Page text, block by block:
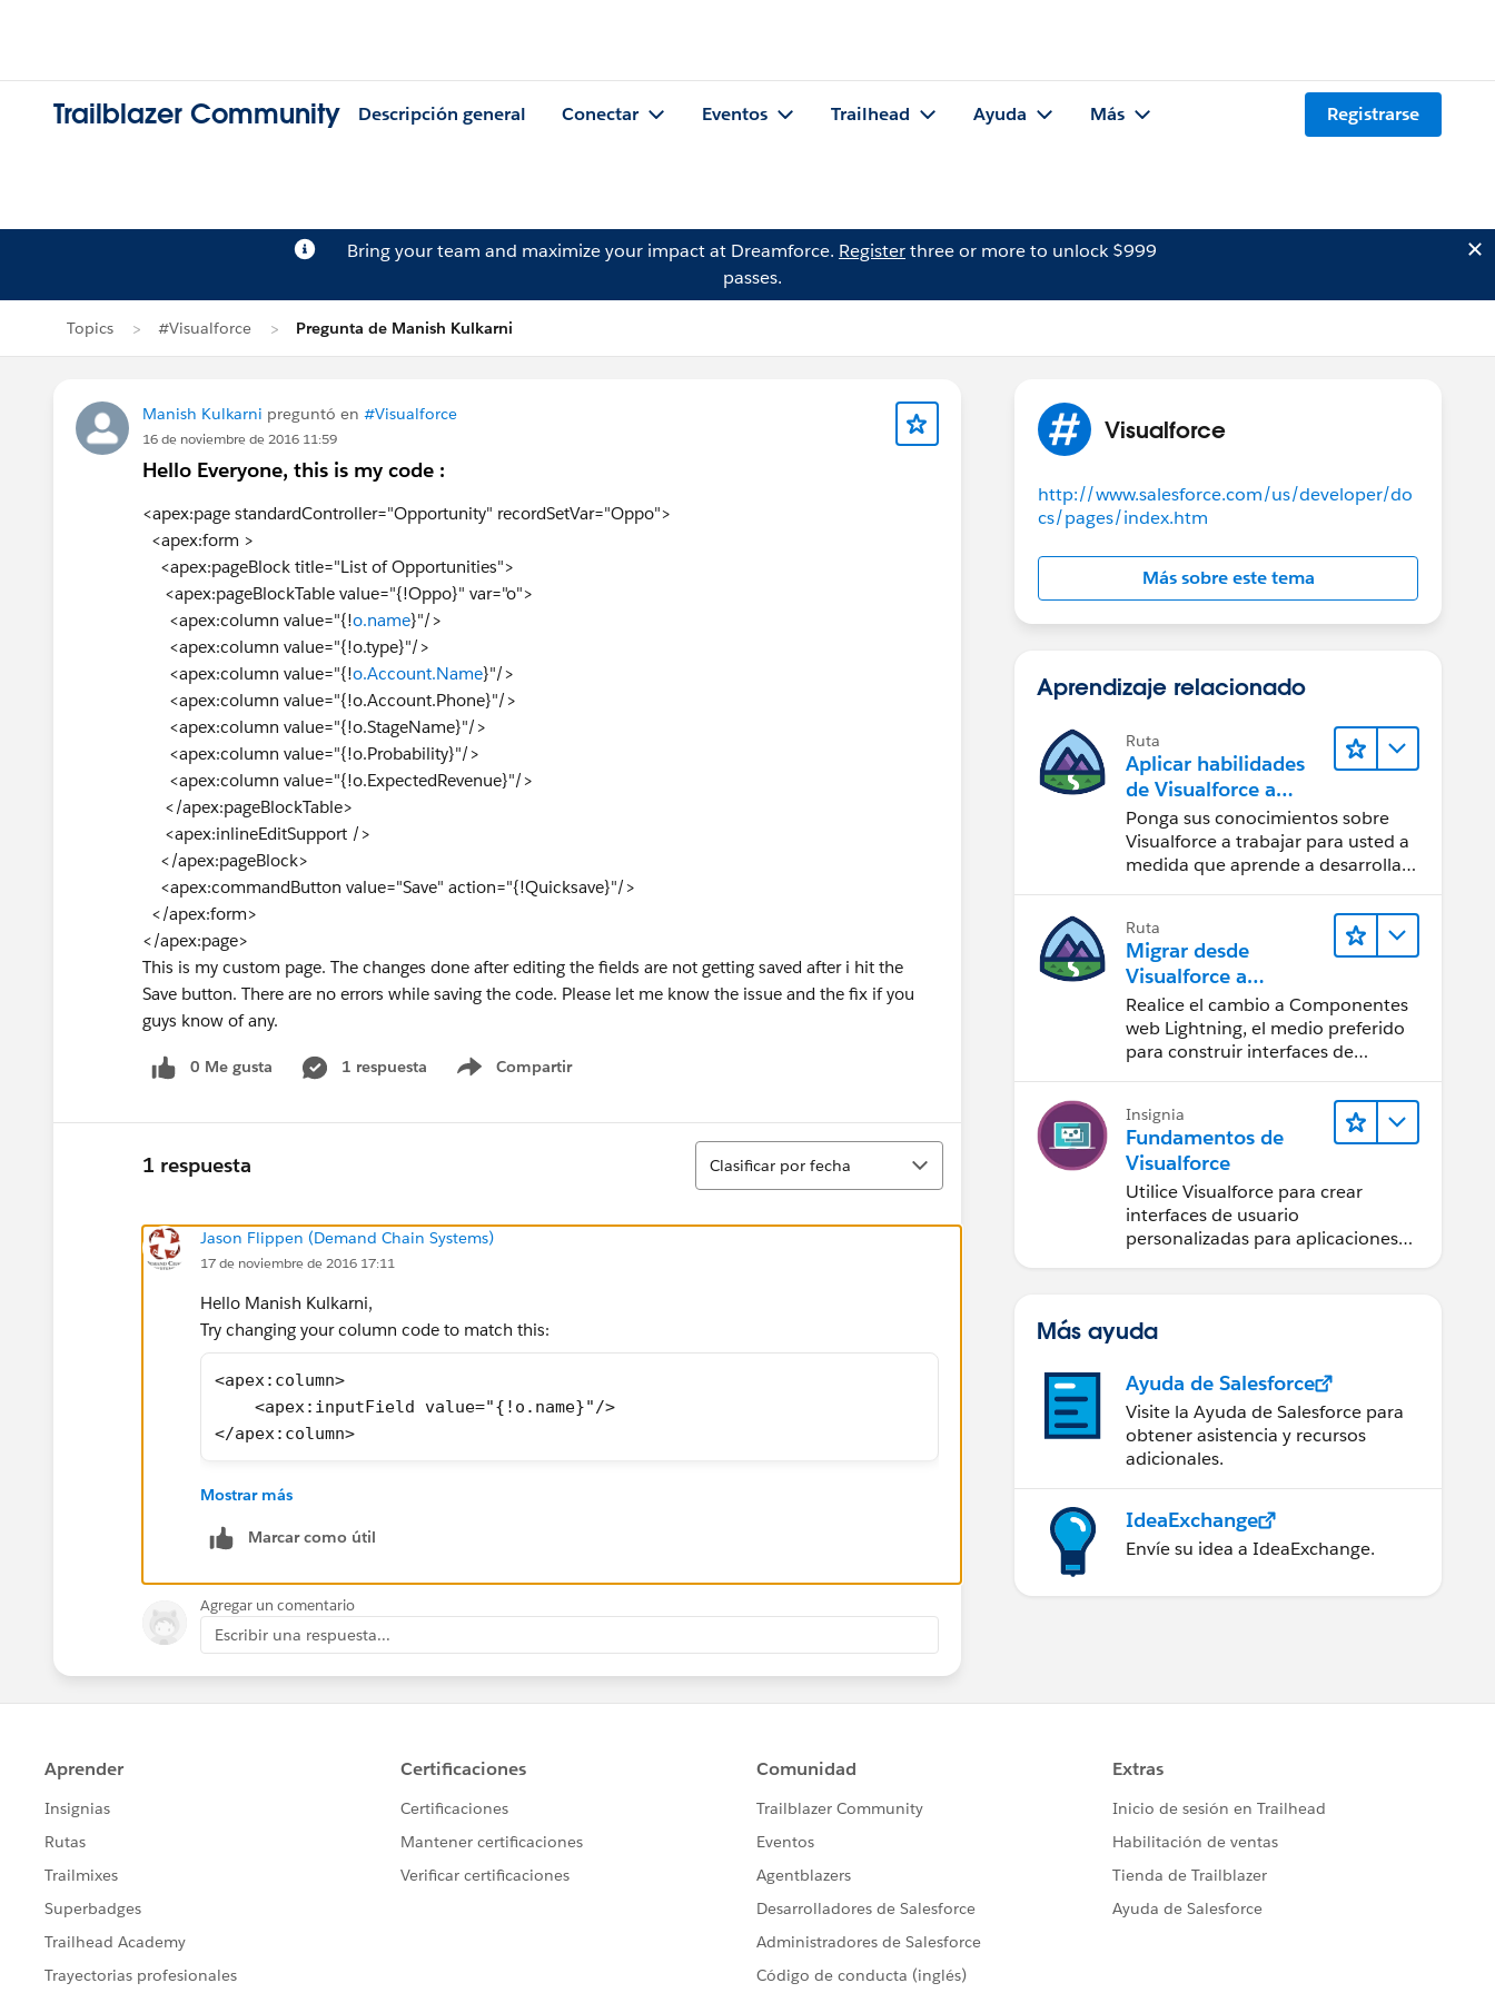
Trailblazer Community Descripción general Conectar Eventos Trailhead Ayuda Más Registrarse
Bring your team and maximize your impact at Dreamforce. Registerthree or more to unlock $999
passes.
Topics #Visualforce Pregunta de Manish Kulkarni
Manish Kulkarni preguntó en #Visualforce
16 de noviembre de 2016 11:59
Hello Everyone, this is my code :
<apex:page standardController="Opportunity" recordSetVar="Oppo">
<apex:form >
<apex:pageBlock title="List of Opportunities">
<apex:pageBlockTable value="{!Oppo}" var="o">
<apex:column value="{!o.name}"/>
<apex:column value="{!o.type}"/>
<apex:column value="{!o.Account.Name}"/>
<apex:column value="{!o.Account.Phone}"/>
<apex:column value="{!o.StageName}"/>
<apex:column value="{!o.Probability}"/>
<apex:column value="{!o.ExpectedRevenue}"/>
</apex:pageBlockTable>
<apex:inlineEditSupport />
</apex:pageBlock>
<apex:commandButton value="Save" action="{!Quicksave}"/>
</apex:form>
</apex:page>
This is my custom page. The changes done after editing the fields are not getting saved after i hit the
Save button. There are no errors while saving the code. Please let me know the issue and the fix if you
guys know of any.
0 Me gusta 1 respuesta Compartir
Show menu
1 respuesta
Ordenar
Clasificar por fecha
Jason Flippen (Demand Chain Systems)
17 de noviembre de 2016 17:11
Hello Manish Kulkarni,
Try changing your column code to match this:
<apex:column>
    <apex:inputField value="{!o.name}"/>
</apex:column>
The "inputField" should provide the avenue to save the data in the field that was entered.
Jason
Mostrar más
Marcar como útil
Agregar un comentario
Escribir una respuesta...
Visualforce
http://www.salesforce.com/us/developer/do
cs/pages/index.htm
Más sobre este tema
Aprendizaje relacionado
Ruta
Aplicar habilidades
de Visualforce a
componentes
Lightning
Ponga sus conocimientos sobre
Visualforce a trabajar para usted a
medida que aprende a desarrollar
Ruta
Migrar desde
Visualforce a
Componentes web
Lightning
Realice el cambio a Componentes
web Lightning, el medio preferido
para construir interfaces de
Insignia
Fundamentos de
Visualforce
Utilice Visualforce para crear
interfaces de usuario
personalizadas para aplicaciones
Más ayuda
Ayuda de Salesforce
Visite la Ayuda de Salesforce para
obtener asistencia y recursos
adicionales.
IdeaExchange
Envíe su idea a IdeaExchange.